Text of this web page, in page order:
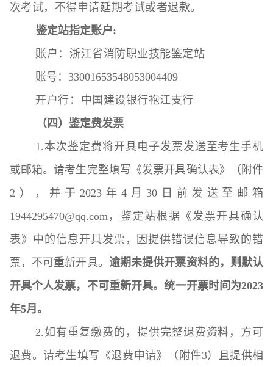
次考试，不得申请延期考试或者退款。
鉴定站指定账户:
账户：浙江省消防职业技能鉴定站
账号：33001653548053004409
开户行：中国建设银行袍江支行
（四） 鉴定费发票
1.本次鉴定费将开具电子发票发送至考生手机
或邮箱。请考生完整填写《发票开具确认表》（附件
2），并于2023年4月30日前发送至邮箱
1944295470@qq.com，鉴定站根据《发票开具确认
表》中的信息开具发票，因提供错误信息导致的错
票，不可重新开具。 逾期未提供开票资料的，则默认
开具个人发票，不可重新开具。统一开票时间为2023
年5月。
2.如有重复缴费的，提供完整退费资料，方可
退费。请考生填写《退费申请》（附件3）且提供相